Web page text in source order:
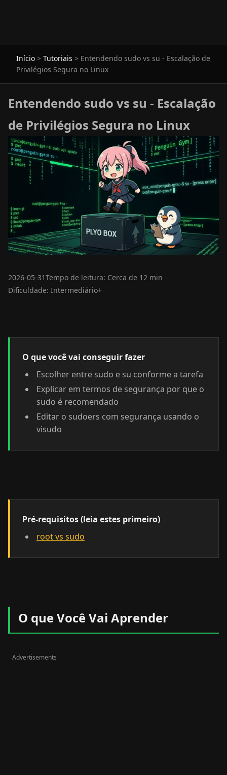
Início > Tutoriais > Entendendo sudo vs su - Escalação de
Privilégios Segura no Linux
Entendendo sudo vs su - Escalação
de Privilégios Segura no Linux
2026-05-31Tempo de leitura: Cerca de 12 min
Dificuldade: Intermediário+
O que você vai conseguir fazer
Escolher entre sudo e su conforme a tarefa
Explicar em termos de segurança por que o
sudo é recomendado
Editar o sudoers com segurança usando o
visudo
Pré-requisitos (leia estes primeiro)
root vs sudo
O que Você Vai Aprender